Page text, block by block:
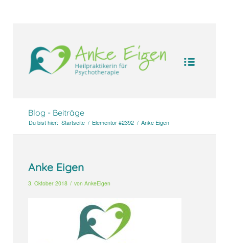
Blog - Beiträge
Du bist hier: Startseite / Elementor #2392 / Anke Eigen
Anke Eigen
3. Oktober 2018 / von AnkeEigen